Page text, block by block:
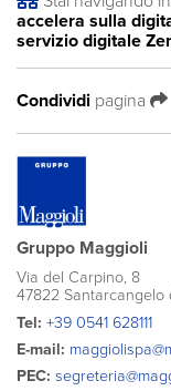
accelera sulla
servizio digitale
Condividi pagina
Gruppo Maggioli
Via del Carpino, 8
47822 Santarcangelo
Tel: +39 0541 628111
E-mail:
PEC: